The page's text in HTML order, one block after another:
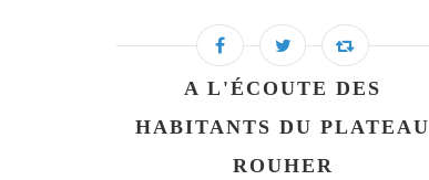
A L'ÉCOUTE DES
HABITANTS DU PLATEAU
ROUHER